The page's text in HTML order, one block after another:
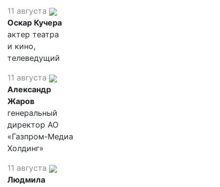
11 августа
Оскар Кучера
актер театра
и кино,
телеведущий
11 августа
Александр
Жаров
генеральный
директор АО
«Газпром-Медиа
Холдинг»
11 августа
Людмила